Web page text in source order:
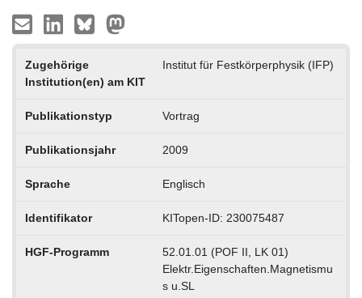
Zugehörige
Institution(en) am KIT
Institut für Festkörperphysik (IFP)
Publikationstyp Vortrag
Publikationsjahr 2009
Sprache Englisch
Identifikator KITopen-ID: 230075487
HGF-Programm
52.01.01 (POF II, LK 01)
Elektr.Eigenschaften.Magnetismu
s u.SL